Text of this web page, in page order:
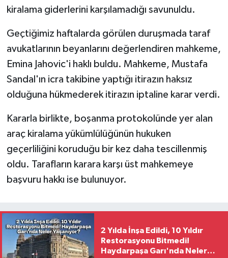
kiralama giderlerini karşılamadığı savunuldu.
Geçtiğimiz haftalarda görülen duruşmada taraf
avukatlarının beyanlarını değerlendiren mahkeme,
Emina Jahovic'i haklı buldu. Mahkeme, Mustafa
Sandal'ın icra takibine yaptığı itirazın haksız
olduğuna hükmederek itirazın iptaline karar verdi.
Kararla birlikte, boşanma protokolünde yer alan
araç kiralama yükümlülüğünün hukuken
geçerliliğini koruduğu bir kez daha tescillenmiş
oldu. Tarafların karara karşı üst mahkemeye
başvuru hakkı ise bulunuyor.
2 Yılda İnşa Edildi, 10 Yıldır
Restorasyonu Bitmedi!
Haydarpaşa Garı'nda Neler